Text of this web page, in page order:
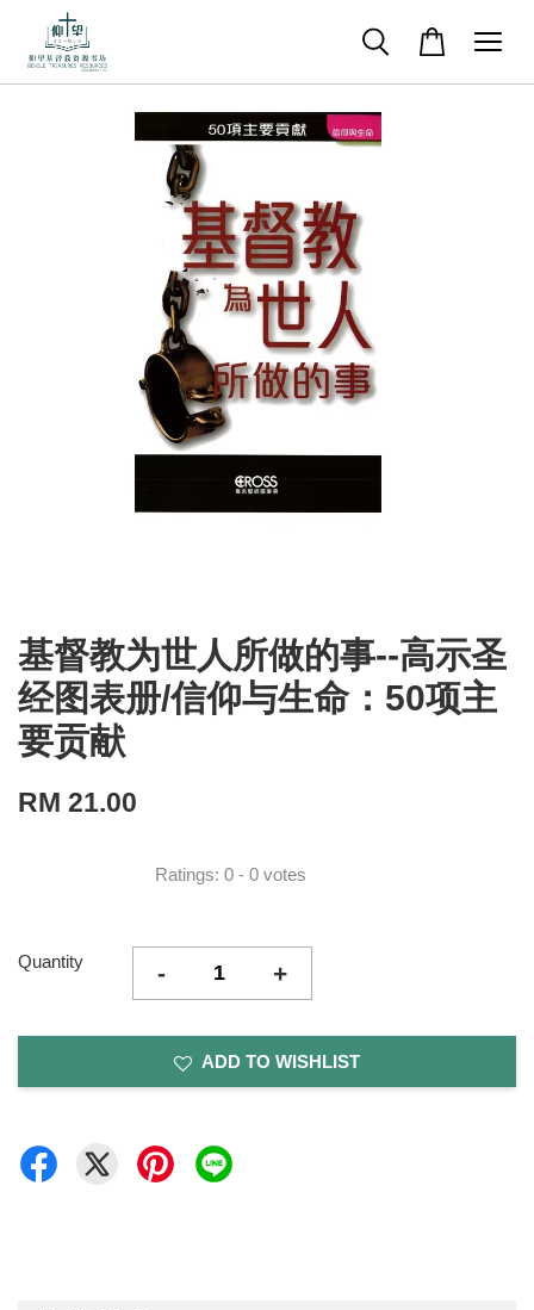
基督教为世人所做的事--高示圣
经图表册/信仰与生命：50项主
要贡献
RM 21.00
Ratings: 0 - 0 votes
Quantity - +
ADD TO WISHLIST